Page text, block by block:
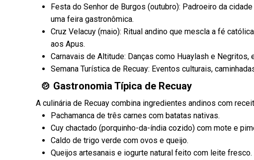
Festa do Senhor de Burgos (outubro): Padroeiro da
uma feira gastronômica.
Cruz Velacuy (maio): Ritual andino que mescla a fé
aos Apus.
Carnavais de Altitude: Danças como Huaylash e
Semana Turística de Recuay: Eventos culturais,
🍲 Gastronomia Típica de Recuay
A culinária de Recuay combina ingredientes andinos com
Pachamanca de três carnes com batatas nativas.
Cuy chactado (porquinho-da-índia cozido) com mote e
Caldo de trigo verde com ovos e queijo.
Queijos artesanais e iogurte natural feito com leite fresco.